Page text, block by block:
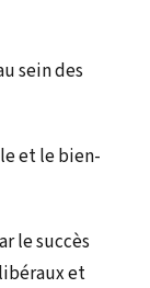
sein des
et le bien-
le succès
et